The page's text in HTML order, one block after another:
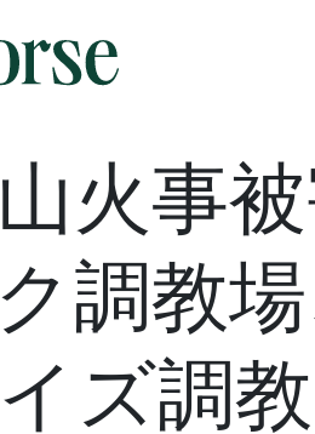
山火事
ク調教
イズ調